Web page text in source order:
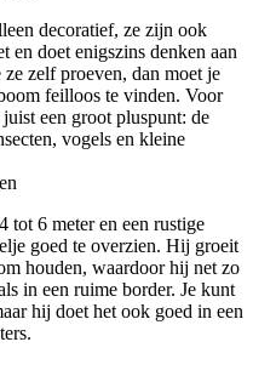
decoratief, ze zijn ook
en doet enigszins denken aan
zelf proeven, dan moet je
feilloos te vinden. Voor
een groot pluspunt: de
vogels en kleine
tot 6 meter en een rustige
goed te overzien. Hij groeit
houden, waardoor hij net zo
in een ruime border. Je kunt
hij doet het ook goed in een